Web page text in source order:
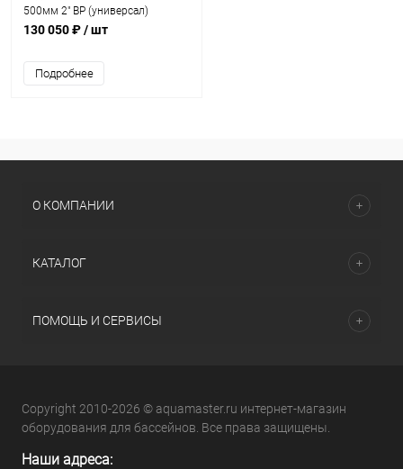
500мм 2" ВР (универсал)
(AT01.13)
130 050 ₽/ шт
Подробнее
О КОМПАНИИ
КАТАЛОГ
ПОМОЩЬ И СЕРВИСЫ
Copyright 2010-2026 © aquamaster.ru интернет-магазин
оборудования для бассейнов. Все права защищены.
Наши адреса: